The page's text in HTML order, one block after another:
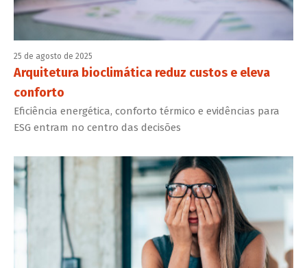
25 de agosto de 2025
Arquitetura bioclimática reduz custos e eleva
conforto
Eficiência energética, conforto térmico e evidências para
ESG entram no centro das decisões